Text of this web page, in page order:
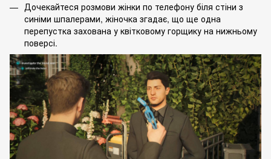
Дочекайтеся розмови жінки по телефону біля стіни з
синіми шпалерами, жіночка згадає, що ще одна
перепустка захована у квітковому горщику на нижньому
поверсі.